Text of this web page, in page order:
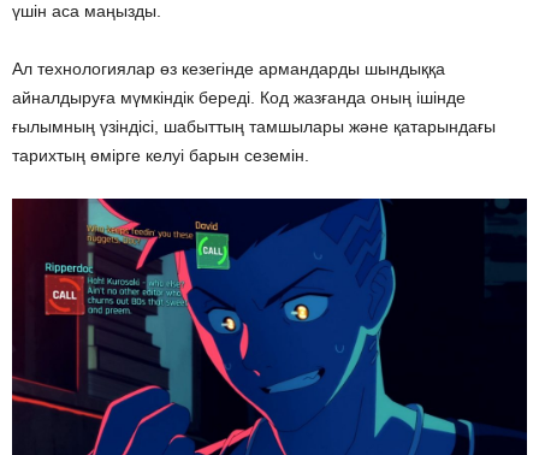
үшін аса маңызды.
Ал технологиялар өз кезегінде армандарды шындыққа
айналдыруға мүмкіндік береді. Код жазғанда оның ішінде
ғылымның үзіндісі, шабыттың тамшылары және қатарындағы
тарихтың өмірге келуі барын сеземін.